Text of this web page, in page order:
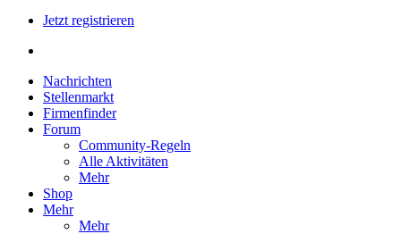
Jetzt registrieren
Nachrichten
Stellenmarkt
Firmenfinder
Forum
Community-Regeln
Alle Aktivitäten
Mehr
Shop
Mehr
Mehr